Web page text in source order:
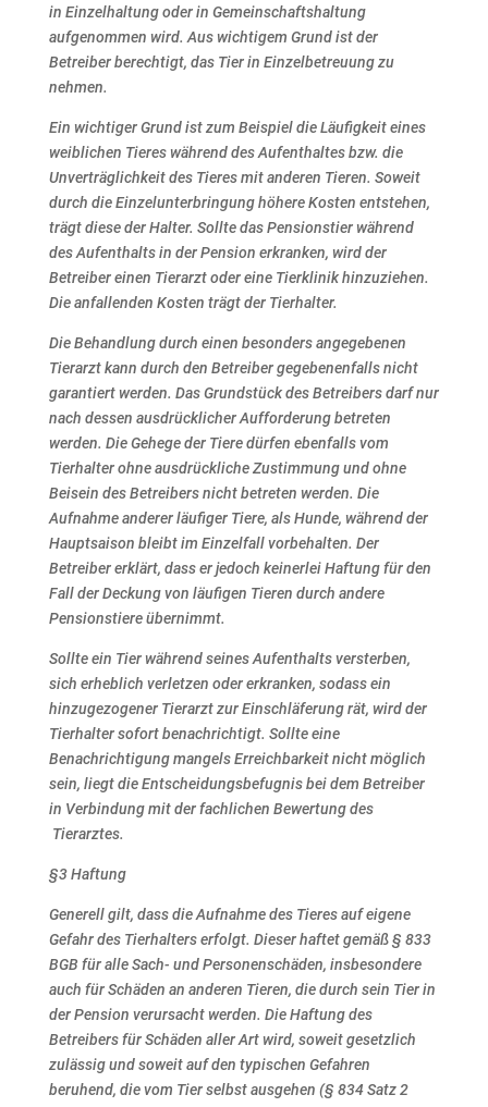
in Einzelhaltung oder in Gemeinschaftshaltung
aufgenommen wird. Aus wichtigem Grund ist der
Betreiber berechtigt, das Tier in Einzelbetreuung zu
nehmen.
Ein wichtiger Grund ist zum Beispiel die Läufigkeit eines
weiblichen Tieres während des Aufenthaltes bzw. die
Unverträglichkeit des Tieres mit anderen Tieren. Soweit
durch die Einzelunterbringung höhere Kosten entstehen,
trägt diese der Halter. Sollte das Pensionstier während
des Aufenthalts in der Pension erkranken, wird der
Betreiber einen Tierarzt oder eine Tierklinik hinzuziehen.
Die anfallenden Kosten trägt der Tierhalter.
Die Behandlung durch einen besonders angegebenen
Tierarzt kann durch den Betreiber gegebenenfallsnicht
garantiert werden. Das Grundstück des Betreibers darf nur
nach dessen ausdrücklicher Aufforderung betreten
werden. Die Gehege der Tiere dürfen ebenfalls vom
Tierhalter ohne ausdrückliche Zustimmung und ohne
Beisein des Betreibers nicht betreten werden. Die
Aufnahme anderer läufiger Tiere, als Hunde, während der
Hauptsaison bleibt im Einzelfall vorbehalten. Der
Betreiber erklärt, dass er jedoch keinerlei Haftung für den
Fall der Deckung von läufigen Tieren durch andere
Pensionstiere übernimmt.
Sollte ein Tier während seines Aufenthalts versterben,
sich erheblich verletzen oder erkranken, sodass ein
hinzugezogener Tierarzt zur Einschläferung rät, wird der
Tierhalter sofort benachrichtigt. Sollte eine
Benachrichtigung mangels Erreichbarkeit nicht möglich
sein, liegt die Entscheidungsbefugnisbei dem Betreiber
in Verbindung mit der fachlichen Bewertung des
Tierarztes.
§3 Haftung
Generell gilt, dass die Aufnahme des Tieres auf eigene
Gefahr des Tierhalters erfolgt. Dieser haftet gemäß§ 833
BGB für alle Sach- und Personenschäden, insbesondere
auch für Schäden an anderen Tieren, diedurch sein Tier in
der Pension verursacht werden. Die Haftung des
Betreibers für Schäden aller Art wird, soweit gesetzlich
zulässig und soweit auf den typischen Gefahren
beruhend, die vom Tier selbst ausgehen (§ 834 Satz 2